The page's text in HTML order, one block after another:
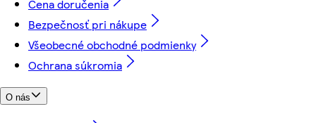
Cena doručenia
Bezpečnosť pri nákupe
Všeobecné obchodné podmienky
Ochrana súkromia
O nás